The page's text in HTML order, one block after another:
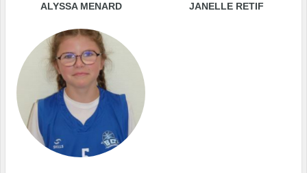
ALYSSA MENARD JANELLE RETIF